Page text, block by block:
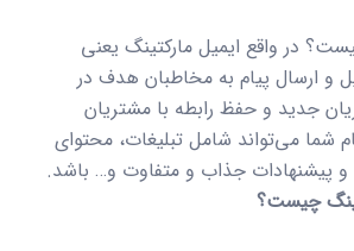
در واقع ایمیل مارکتینگ یعنی
و ارسال پیام به مخاطبان هدف در
جدید و حفظ رابطه با مشتریان
شما می‌تواند شامل تبلیغات، محتوای
و پیشنهادات جذاب و متفاوت و… باشد.
چیست؟